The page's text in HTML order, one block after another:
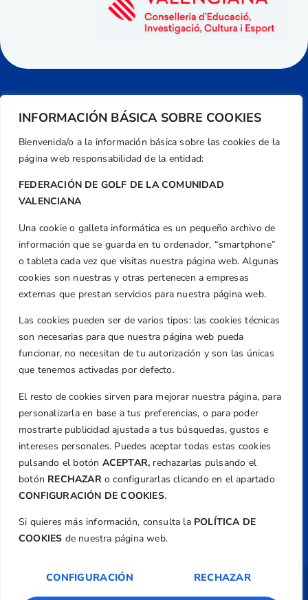
INFORMACIÓN BÁSICA SOBRE COOKIES
Bienvenida/o a la información básica sobre las cookies de la
página web responsabilidad de la entidad:
FEDERACIÓN DE GOLF DE LA COMUNIDAD
VALENCIANA
Una cookie o galleta informática es un pequeño archivo de
información que se guarda en tu ordenador, “smartphone”
o tableta cada vez que visitas nuestra página web. Algunas
cookies son nuestras y otras pertenecen a empresas
externas que prestan servicios para nuestra página web.
Las cookies pueden ser de varios tipos: las cookies técnicas
son necesarias para que nuestra página web pueda
funcionar, no necesitan de tu autorización y son las únicas
que tenemos activadas por defecto.
El resto de cookies sirven para mejorar nuestra página, para
personalizarla en base a tus preferencias, o para poder
mostrarte publicidad ajustada a tus búsquedas, gustos e
intereses personales. Puedes aceptar todas estas cookies
pulsando el botón ACEPTAR, rechazarlas pulsando el
botón RECHAZARo configurarlas clicando en el apartado
CONFIGURACIÓN DE COOKIES.
Si quieres más información, consulta la POLÍTICA DE
COOKIES de nuestra página web.
CONFIGURACIÓN RECHAZAR
Dirección
Centre de L´Esport, Carrer d'Isaac Peral i
Caballero, Nº 5, Despachos 2 y 3, 46980,
Valencia
+34 961 367 799
Email
federacion@golfcv.com
Aviso Legal
Política de Privacidad
Transparencia
Normativa
Federación